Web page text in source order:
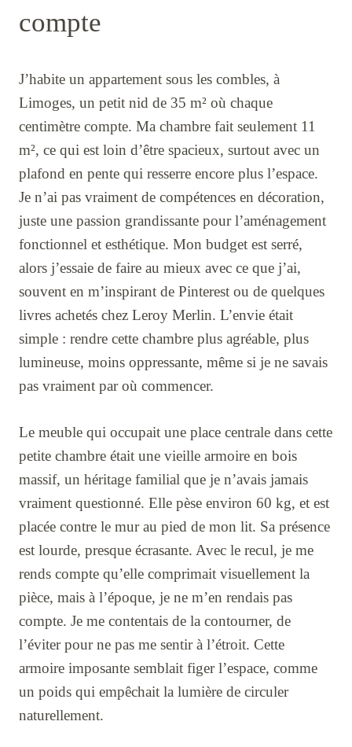
compte
J’habite un appartement sous les combles, à
Limoges, un petit nid de 35 m² où chaque
centimètre compte. Ma chambre fait seulement 11
m², ce qui est loin d’être spacieux, surtout avec un
plafond en pente qui resserre encore plus l’espace.
Je n’ai pas vraiment de compétences en décoration,
juste une passion grandissante pour l’aménagement
fonctionnel et esthétique. Mon budget est serré,
alors j’essaie de faire au mieux avec ce que j’ai,
souvent en m’inspirant de Pinterest ou de quelques
livres achetés chez Leroy Merlin. L’envie était
simple : rendre cette chambre plus agréable, plus
lumineuse, moins oppressante, même si je ne savais
pas vraiment par où commencer.
Le meuble qui occupait une place centrale dans cette
petite chambre était une vieille armoire en bois
massif, un héritage familial que je n’avais jamais
vraiment questionné. Elle pèse environ 60 kg, et est
placée contre le mur au pied de mon lit. Sa présence
est lourde, presque écrasante. Avec le recul, je me
rends compte qu’elle comprimait visuellement la
pièce, mais à l’époque, je ne m’en rendais pas
compte. Je me contentais de la contourner, de
l’éviter pour ne pas me sentir à l’étroit. Cette
armoire imposante semblait figer l’espace, comme
un poids qui empêchait la lumière de circuler
naturellement.